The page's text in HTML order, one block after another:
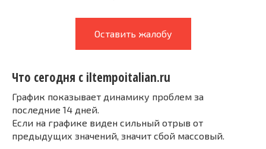
Оставить жалобу
Что сегодня с iltempoitalian.ru
График показывает динамику проблем за
последние 14 дней.
Если на графике виден сильный отрыв от
предыдущих значений, значит сбой массовый.